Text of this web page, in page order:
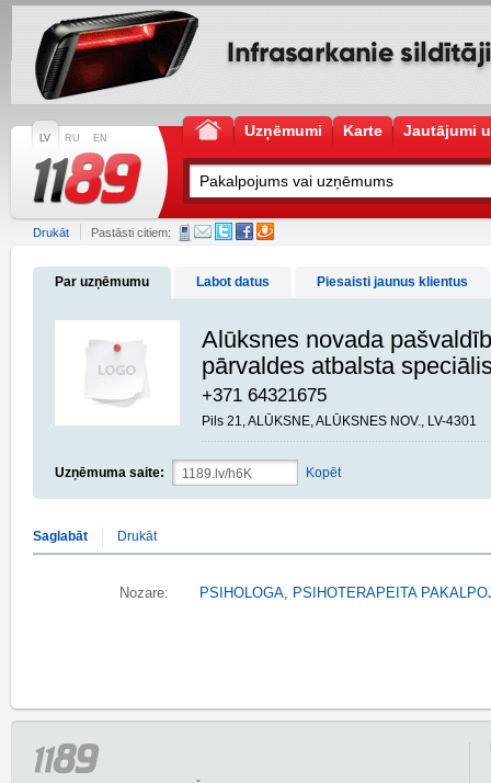
LV RU EN Uzņēmumi Karte Jautājumi
Drukāt Pastāsti citiem:
Par uzņēmumu Labot datus Piesaisti jaunus klientus
Alūksnes novada
pārvaldes atbalsta
+371 64321675
Pils 21, ALŪKSNE, ALŪKSNES NOV., LV-4301
Uzņēmuma saite: Kopēt
Saglabāt Drukāt
Nozare: PSIHOLOGA, PSIHOTERAPEITA